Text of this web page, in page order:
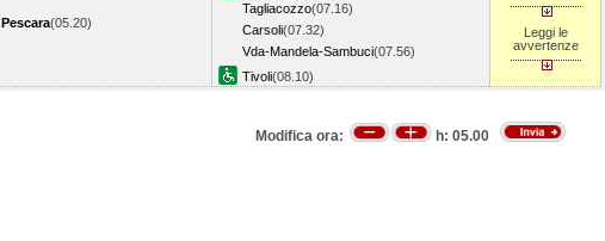
Pescara(05.20)
Tagliacozzo(07.16)
Carsoli(07.32)
Vda-Mandela-Sambuci(07.56)
Tivoli(08.10)
Leggi le
avvertenze
Modifica ora: h: 05.00